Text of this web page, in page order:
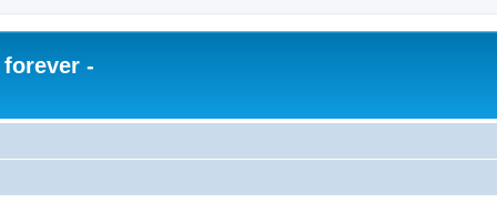
forever -